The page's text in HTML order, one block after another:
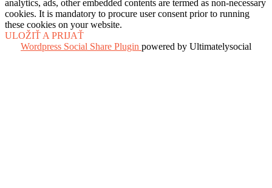
analytics, ads, other embedded contents are termed as non-necessary
cookies. It is mandatory to procure user consent prior to running
these cookies on your website.
ULOŽIŤ A PRIJAŤ
Wordpress Social Share Plugin powered by Ultimatelysocial